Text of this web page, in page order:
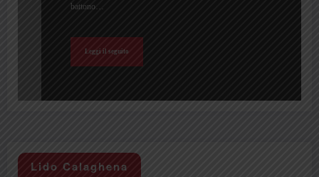
battono…
Leggi il seguito
Lido Calaghena